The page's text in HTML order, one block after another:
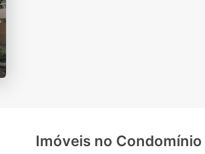
Imóveis no Condomínio